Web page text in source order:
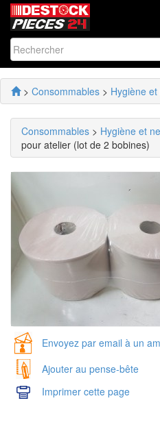
> Consommables > Hygiène
Consommables > Hygiène et
pour atelier (lot de 2 bobines)
Envoyez par email à un
Ajouter au pense-bête
Imprimer cette page